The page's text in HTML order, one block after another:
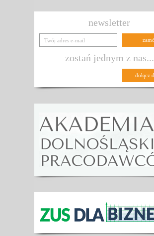
newsletter
zostań jednym z nas...